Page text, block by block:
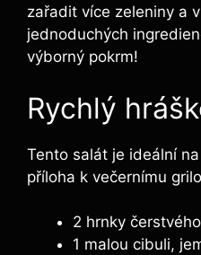
zařadit více zeleniny a
jednoduchých
výborný pokrm!
Rychlý
Tento salát je ideální
příloha k večernímu
2 hrnky
1 malou cibuli,